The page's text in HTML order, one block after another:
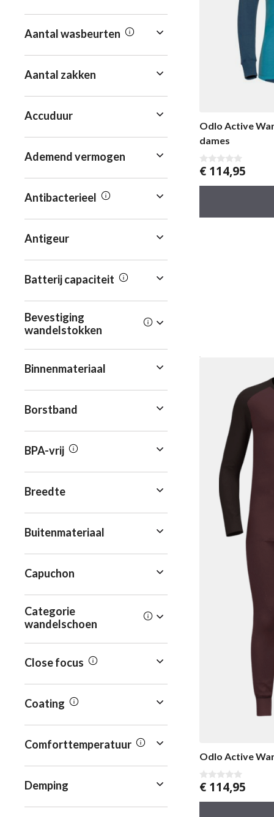
Odlo Active
dames
0
a
€114,95
Odlo Active
0
a
€114,95
Aantal wasbeurten
Aantal zakken
Accuduur
Ademend vermogen
Antibacterieel
Antigeur
Batterij capaciteit
Bevestiging
wandelstokken
Binnenmateriaal
Borstband
BPA-vrij
Breedte
Buitenmateriaal
Capuchon
Categorie
wandelschoen
Close focus
Coating
Comforttemperatuur
Demping